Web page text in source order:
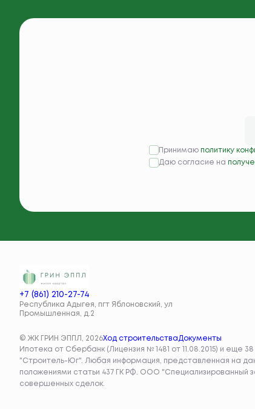
Принимаю политику
Даю согласие на
+7 (861) 210-27-74
Республика Адыгея, пгт Яблоновский, ул
Промышленная, д.2
© ЖК ГРИН ЭППЛ, 2026Ход строительстваДокументы